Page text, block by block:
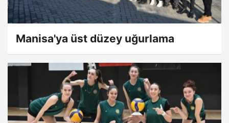
Manisa'ya üst düzey uğurlama